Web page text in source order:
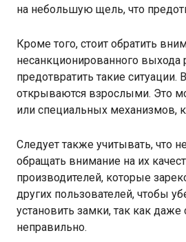
на небольшую щель, что
Кроме того, стоит обратить
несанкционированного
предотвратить такие
открываются взрослыми. Это
или специальных механизмов,
Следует также учитывать,
обращать внимание на их
производителей, которые
других пользователей, чтобы
установить замки, так как
неправильно.